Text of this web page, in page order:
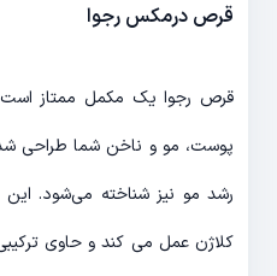
قرص درمکس رجوا
قرص رجوا یک مکمل ممتاز است
پوست، مو و ناخن شما طراحی
رشد مو نیز شناخته می‌شود.
کلاژن عمل می کند و حاوی